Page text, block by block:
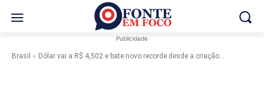
Publicidade
Brasil Dólar vai a R$ 4,502 e bate novo recorde desde a criação...